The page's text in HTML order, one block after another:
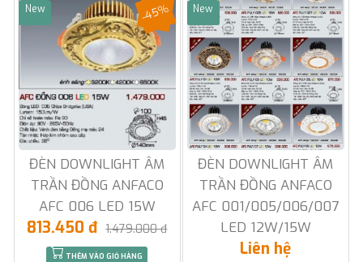
Sale
New
ĐÈN DOWNLIGHT ÂM
TRẦN ĐỒNG ANFACO
AFC 006 LED 15W
-45%
813.450 đ 1.479.000 đ
THÊM VÀO GIỎ HÀNG
Sale
New
ĐÈN DOWNLIGHT ÂM
TRẦN ĐỒNG ANFACO
AFC 001/005/006/007
LED 12W/15W
Liên hệ